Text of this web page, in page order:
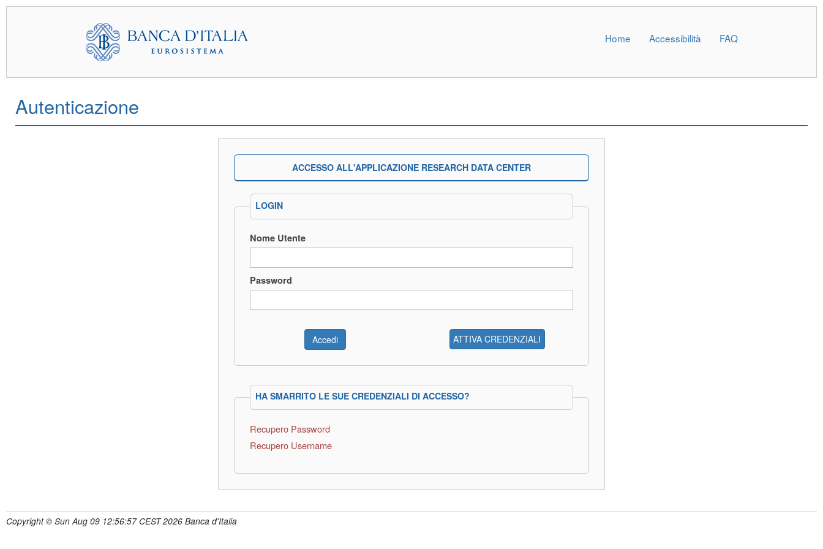
Home Accessibilità FAQ
Autenticazione
ACCESSO ALL'APPLICAZIONE RESEARCH DATA CENTER
LOGIN
Nome Utente
Password
ATTIVA CREDENZIALI
HA SMARRITO LE SUE CREDENZIALI DI ACCESSO?
Recupero Password
Recupero Username
Copyright © Sun Aug 09 12:56:57 CEST 2026 Banca d'Italia